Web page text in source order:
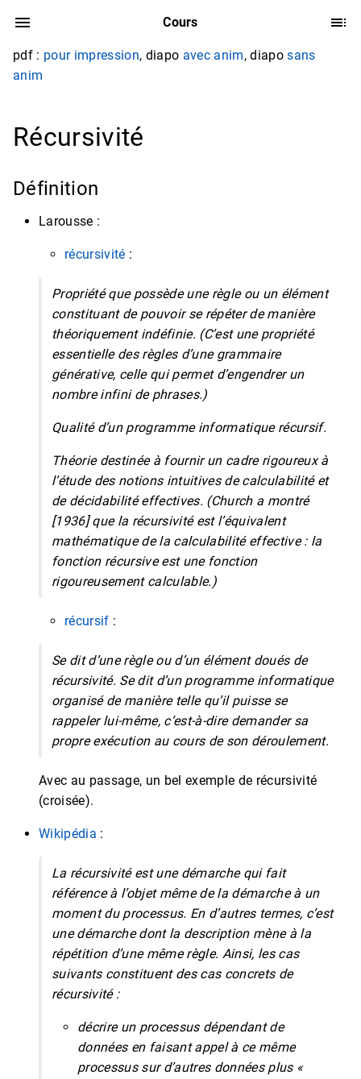
Cours
pdf : pour impression, diapo avec anim, diaposans
anim
Récursivité
Définition
Larousse :
récursivité :
Propriété que possède une règle ou un élément
constituant de pouvoir se répéter de manière
théoriquement indéfinie. (C’est une propriété
essentielle des règles d’une grammaire
générative, celle qui permet d’engendrer un
nombre infini de phrases.)
Qualité d’un programme informatique récursif.
Théorie destinée à fournir un cadre rigoureux à
l’étude des notions intuitives de calculabilité et
de décidabilité effectives. (Church a montré
[1936] que la récursivité est l’équivalent
mathématique de la calculabilité effective : la
fonction récursive est une fonction
rigoureusement calculable.)
récursif :
Se dit d’une règle ou d’un élément doués de
récursivité. Se dit d’un programme informatique
organisé de manière telle qu’il puisse se
rappeler lui-même, c’est-à-dire demander sa
propre exécution au cours de son déroulement.
Avec au passage, un bel exemple de récursivité
(croisée).
Wikipédia :
La récursivité est une démarche qui fait
référence à l’objet même de la démarche à un
moment du processus. En d’autres termes, c’est
une démarche dont la description mène à la
répétition d’une même règle. Ainsi, les cas
suivants constituent des cas concrets de
récursivité :
décrire un processus dépendant de
données en faisant appel à ce même
processus sur d’autres données plus «